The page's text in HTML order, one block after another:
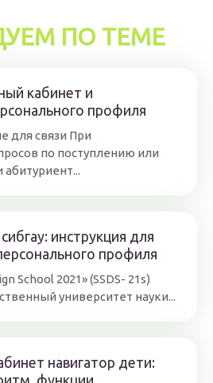
ПО ТЕМЕ
кабинет и
профиля
для связи При
по поступлению или
абитуриент...
инструкция для
профиля
School 2021» (SSDS- 21s)
университет науки...
навигатор дети: